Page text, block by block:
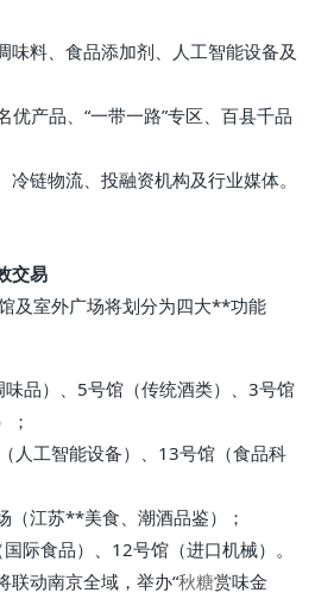
味料、食品添加剂、人工智能设备及
优产品、“一带一路”专区、百县千品
冷链物流、投融资机构及行业媒体。
交易
及室外广场将划分为四大**功能
味品）、5号馆（传统酒类）、3号馆
；
人工智能设备）、13号馆（食品科
（江苏**美食、潮酒品鉴）；
国际食品）、12号馆（进口机械）。
联动南京全域，举办“秋糖赏味金